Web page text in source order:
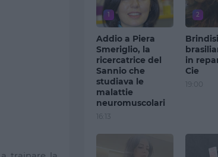
1
Addio a Piera
Smeriglio, la
ricercatrice del
Sannio che
studiava le
malattie
neuromuscolari
16:13
2
in
Cie
19:00